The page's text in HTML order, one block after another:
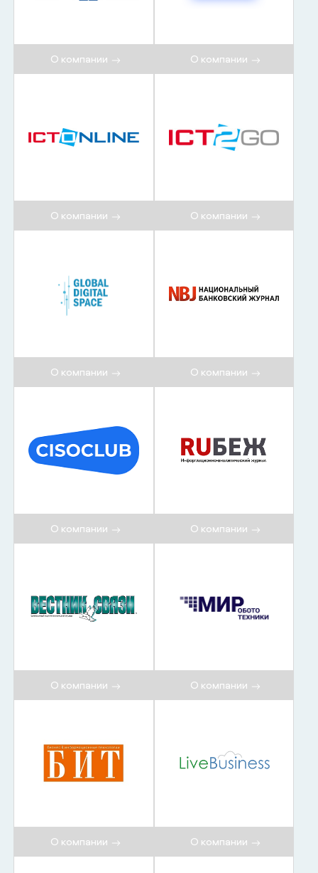
О компании О компании
О компании О компании
О компании О компании
О компании О компании
О компании О компании
О компании О компании